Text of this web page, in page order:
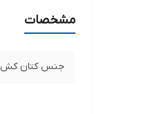
مشخصات
جنس کتان کش